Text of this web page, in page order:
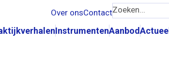
InstrumentenAanbodActueel
Over onsContactZoeken...